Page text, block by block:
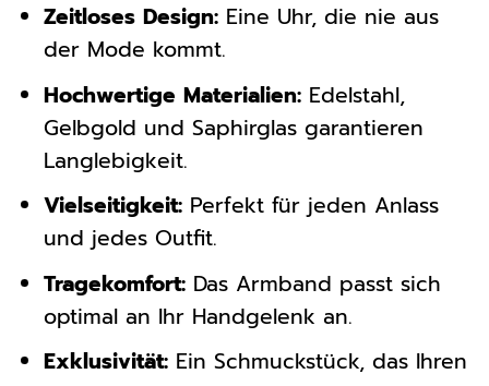
Zeitloses Design:Eine Uhr, die nie aus
der Mode kommt.
Hochwertige Materialien:Edelstahl,
Gelbgold und Saphirglas garantieren
Langlebigkeit.
Vielseitigkeit:Perfekt für jeden Anlass
und jedes Outfit.
Tragekomfort:Das Armband passt sich
optimal an Ihr Handgelenk an.
Exklusivität:Ein Schmuckstück, das Ihren